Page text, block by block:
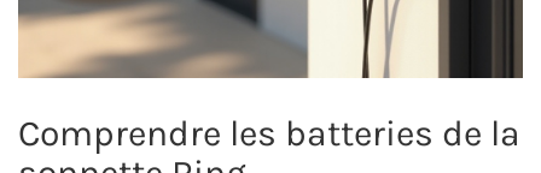
Comprendre les batteries de la